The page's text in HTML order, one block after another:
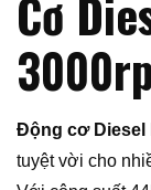
Cơ
Động cơ Diesel
tuyệt vời cho